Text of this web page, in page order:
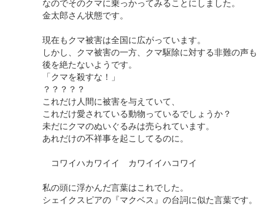
なのでそのクマに乗っかってみることにしました。
金太郎さん状態です。
現在もクマ被害は全国に広がっています。
しかし、クマ被害の一方、クマ駆除に対する非難の声も
後を絶たないようです。
「クマを殺すな！」
？？？？？
これだけ人間に被害を与えていて、
これだけ愛されている動物っているでしょうか？
未だにクマのぬいぐるみは売られています。
あれだけの不祥事を起こしてるのに。
コワイハカワイイ カワイイハコワイ
私の頭に浮かんだ言葉はこれでした。
シェイクスピアの『マクベス』の台詞に似た言葉です。